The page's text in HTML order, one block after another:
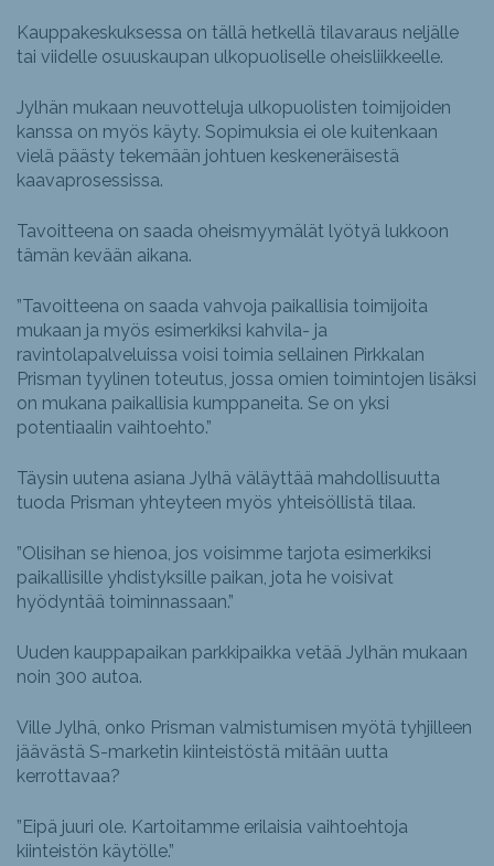
Kauppakeskuksessa on tällä hetkellä tilavaraus neljälle
tai viidelle osuuskaupan ulkopuoliselle oheisliikkeelle.
Jylhän mukaan neuvotteluja ulkopuolisten toimijoiden
kanssa on myös käyty. Sopimuksia ei ole kuitenkaan
vielä päästy tekemään johtuen keskeneräisestä
kaavaprosessissa.
Tavoitteena on saada oheismyymälät lyötyä lukkoon
tämän kevään aikana.
”Tavoitteena on saada vahvoja paikallisia toimijoita
mukaan ja myös esimerkiksi kahvila- ja
ravintolapalveluissa voisi toimia sellainen Pirkkalan
Prisman tyylinen toteutus, jossa omien toimintojen lisäksi
on mukana paikallisia kumppaneita. Se on yksi
potentiaalin vaihtoehto.”
Täysin uutena asiana Jylhä väläyttää mahdollisuutta
tuoda Prisman yhteyteen myös yhteisöllistä tilaa.
”Olisihan se hienoa, jos voisimme tarjota esimerkiksi
paikallisille yhdistyksille paikan, jota he voisivat
hyödyntää toiminnassaan.”
Uuden kauppapaikan parkkipaikka vetää Jylhän mukaan
noin 300 autoa.
Ville Jylhä, onko Prisman valmistumisen myötä tyhjilleen
jäävästä S-marketin kiinteistöstä mitään uutta
kerrottavaa?
”Eipä juuri ole. Kartoitamme erilaisia vaihtoehtoja
kiinteistön käytölle.”